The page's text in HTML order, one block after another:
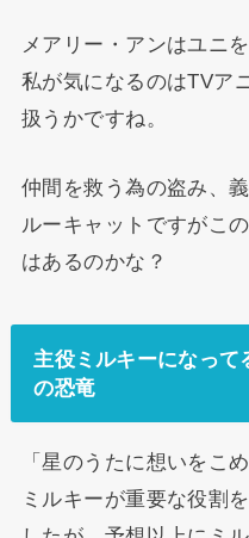
メアリー・アンはユニ
私が気になるのはTVア
扱うかですね。
仲間を救う為の盗み、
ルーキャットですがこ
はあるのかな？
主役ミルキーになっ
の恐竜
「星のうたに想いをこ
ミルキーが重要な役割